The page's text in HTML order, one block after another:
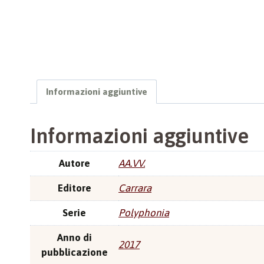
Informazioni aggiuntive
Informazioni aggiuntive
Autore AA.VV.
Editore Carrara
Serie Polyphonia
Anno di
pubblicazione
2017